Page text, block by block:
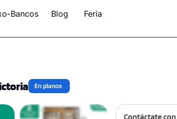
Bancos Blog Feria
En planos
Contáctate con